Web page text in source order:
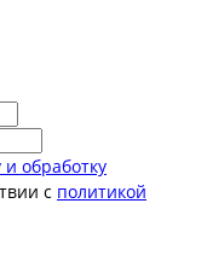
обработку
с политикой